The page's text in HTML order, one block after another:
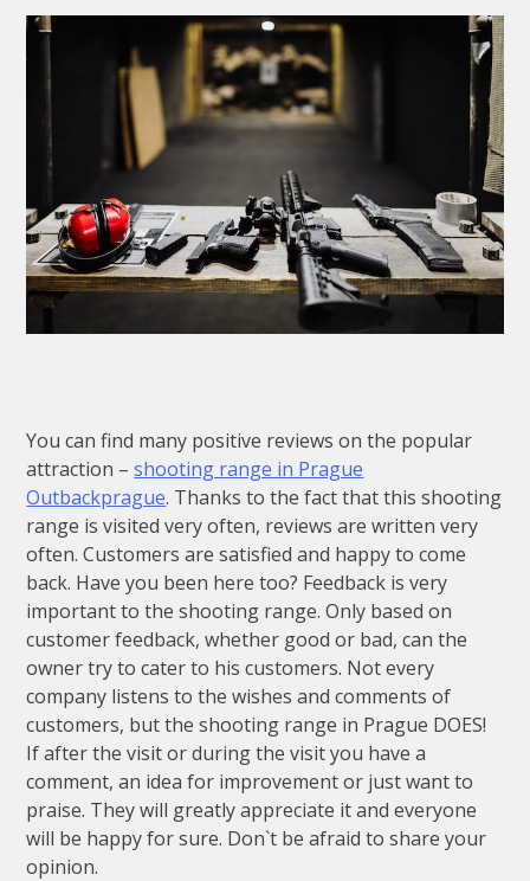
You can find many positive reviews on the popular
attraction –shooting range in Prague
Outbackprague. Thanks to the fact that this shooting
range is visited very often, reviews are written very
often. Customers are satisfied and happy to come
back. Have you been here too? Feedback is very
important to the shooting range. Only based on
customer feedback, whether good or bad, can the
owner try to cater to his customers. Not every
company listens to the wishes and comments of
customers, but the shooting range in Prague DOES!
If after the visit or during the visit you have a
comment, an idea for improvement or just want to
praise. They will greatly appreciate it and everyone
will be happy for sure. Don`t be afraid to share your
opinion.